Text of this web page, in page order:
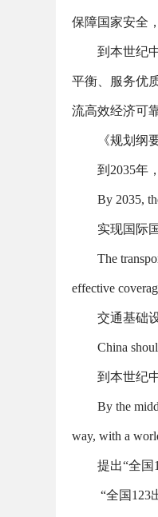
保障国家安全
到本世纪
平衡、服务优
流高效经济可
《规划纲
到 2035年
By 2035,
实现国际
The
effective
交通基础
China
到本世纪
By the
way, with a
提出“全国
“全国 123